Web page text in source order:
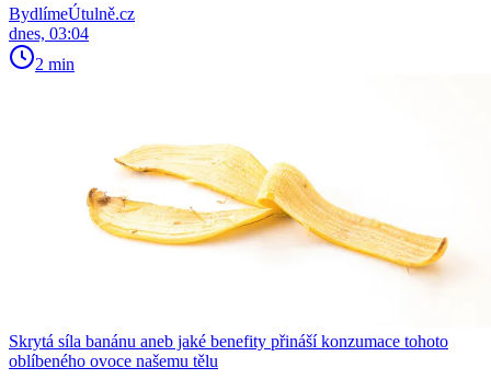
BydlímeÚtulně.cz
dnes, 03:04
2 min
Skrytá síla banánu aneb jaké benefity přináší konzumace tohoto
oblíbeného ovoce našemu tělu